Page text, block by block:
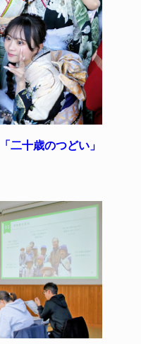
十歳のつどい」